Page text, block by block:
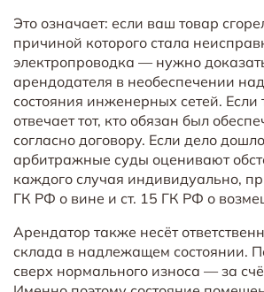
Это означает: если ваш товар
причиной которого стала
электропроводка — нужно
арендодателя в необеспечении
состояния инженерных сетей.
отвечает тот, кто обязан был
согласно договору. Если дело
арбитражные суды оценивают
каждого случая индивидуально,
ГК РФ о вине и ст. 15 ГК РФ о
Арендатор также несёт
склада в надлежащем состоянии.
сверх нормального износа — за